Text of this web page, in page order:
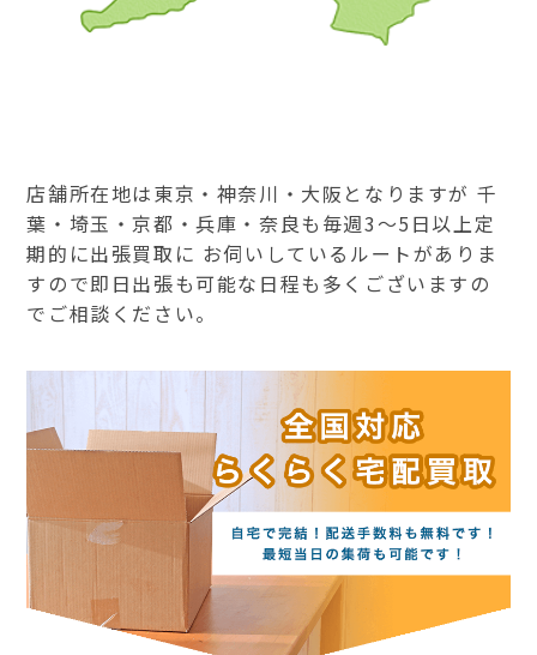
店舗所在地は東京・神奈川・大阪となりますが 千
葉・埼玉・京都・兵庫・奈良も毎週3～5日以上定
期的に出張買取に お伺いしているルートがありま
すので即日出張も可能な日程も多くございますの
でご相談ください。